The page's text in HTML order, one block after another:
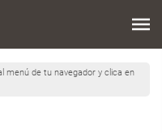
menú de tu navegador y clica en